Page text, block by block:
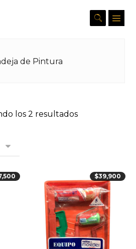
de Pintura
los 2 resultados
$39,900